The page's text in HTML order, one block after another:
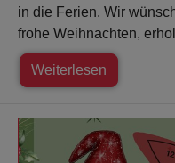
in die Ferien. Wir
frohe Weihnachten,
Weiterlesen